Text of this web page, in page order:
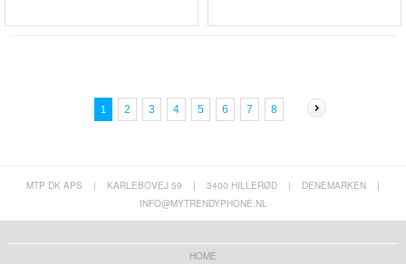
1 2 3 4 5 6 7 8
MTP DK APS | KARLEBOVEJ 59 | 3400 HILLERØD | DENEMARKEN
|
INFO@MYTRENDYPHONE.NL
HOME